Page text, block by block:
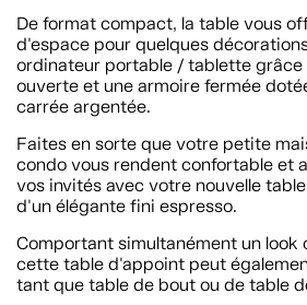
De format compact, la table vous
d'espace pour quelques
ordinateur portable / tablette grâce
ouverte et une armoire fermée
carrée argentée.
Faites en sorte que votre petite
condo vous rendent confortable et
vos invités avec votre nouvelle
d'un élégante fini espresso.
Comportant simultanément un look
cette table d'appoint peut
tant que table de bout ou de table